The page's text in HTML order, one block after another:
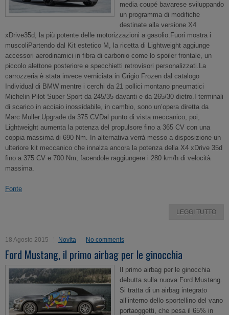
media coupé bavarese sviluppando
un programma di modifiche
destinate alla versione X4
xDrive35d, la più potente delle motorizzazioni a gasolio.Fuori mostra i
muscoliPartendo dal Kit estetico M, la ricetta di Lightweight aggiunge
accessori aerodinamici in fibra di carbonio come lo spoiler frontale, un
piccolo alettone posteriore e specchietti retrovisori personalizzati.La
carrozzeria è stata invece verniciata in Grigio Frozen dal catalogo
Individual di BMW mentre i cerchi da 21 pollici montano pneumatici
Michelin Pilot Super Sport da 245/35 davanti e da 265/30 dietro.I terminali
di scarico in acciaio inossidabile, in cambio, sono un’opera diretta da
Marc Muller.Upgrade da 375 CVDal punto di vista meccanico, poi,
Lightweight aumenta la potenza del propulsore fino a 365 CV con una
coppia massima di 690 Nm. In alternativa verrà messo a disposizione un
ulteriore kit meccanico che innalza ancora la potenza della X4 xDrive 35d
fino a 375 CV e 700 Nm, facendole raggiungere i 280 km/h di velocità
massima.
Fonte
LEGGI TUTTO
18 Agosto 2015 Novita No comments
Ford Mustang, il primo airbag per le ginocchia
Il primo airbag per le ginocchia
debutta sulla nuova Ford Mustang.
Si tratta di un airbag integrato
all’interno dello sportellino del vano
portaoggetti, che pesa il 65% in